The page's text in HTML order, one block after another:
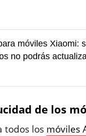
móviles Xiaomi:
no podrás
de los
todos los móviles